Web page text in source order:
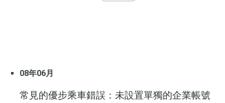
08年06月
常見的優步乘車錯誤：未設置單獨的企業帳號